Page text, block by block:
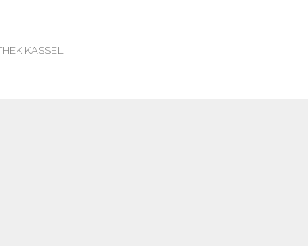
KASSEL